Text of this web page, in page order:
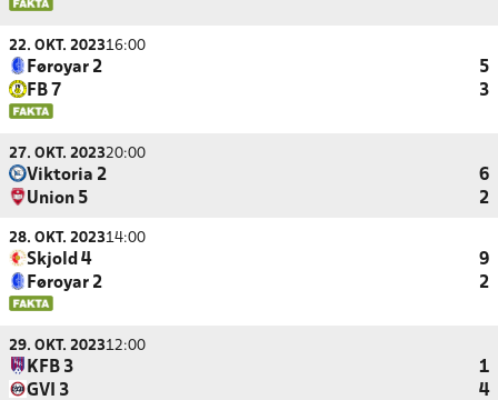
22. OKT. 202316:00
Føroyar 2
5
FB 7
3
27. OKT. 202320:00
Viktoria 2
6
Union 5
2
28. OKT. 202314:00
Skjold 4
9
Føroyar 2
2
29. OKT. 202312:00
KFB 3
1
GVI 3
4